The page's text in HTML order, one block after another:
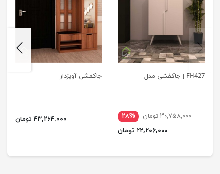
j-FH427 جاکفشی مدل
۳۰,۷۵۸,۰۰۰ تومان
۲۸%
۲۲,۲۰۶,۰۰۰ تومان
جاکفشی آویزدار
۴۳,۲۶۴,۰۰۰ تومان
previus